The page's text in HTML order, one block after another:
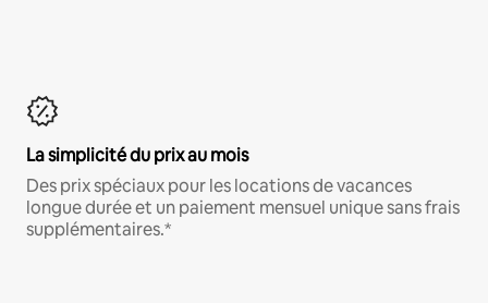
La simplicité du prix au mois
Des prix spéciaux pour les locations de vacances
longue durée et un paiement mensuel unique sans frais
supplémentaires.*